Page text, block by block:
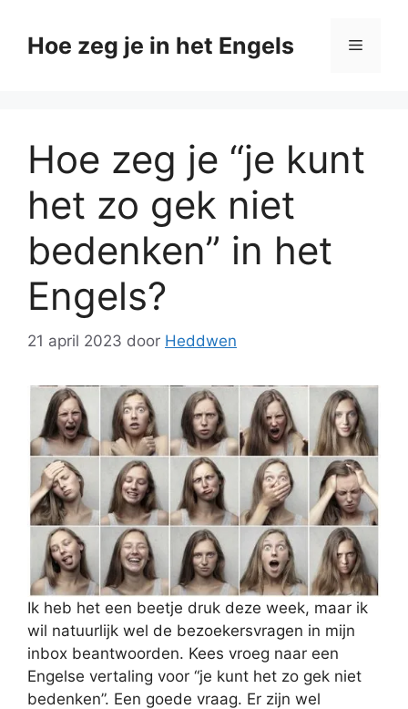
naarHoe zeg je in het Engels Menu
Hoe zeg je “je kunt
het zo gek niet
bedenken” in het
Engels?
21 april 2023 door Heddwen
Ik heb het een beetje druk deze week, maar ik
wil natuurlijk wel de bezoekersvragen in mijn
inbox beantwoorden. Kees vroeg naar een
Engelse vertaling voor “je kunt het zo gek niet
bedenken”. Een goede vraag. Er zijn wel